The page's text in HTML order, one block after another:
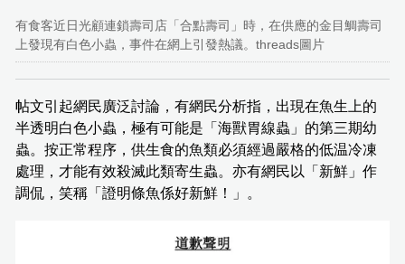
有食客近日光顧連鎖壽司店「合點壽司」時，在供應的金目鯛壽司
上發現有白色小蟲，事件在網上引發熱議。threads圖片
帖文引起網民廣泛討論，有網民分析指，出現在魚生上的
半透明白色小蟲，極有可能是「海獸胃線蟲」的第三期幼
蟲。按正常程序，供生食的魚類必須經過嚴格的低温冷凍
處理，才能有效殺滅此類寄生蟲。亦有網民以「新鮮」作
調侃，笑稱「證明條魚係好新鮮！」。